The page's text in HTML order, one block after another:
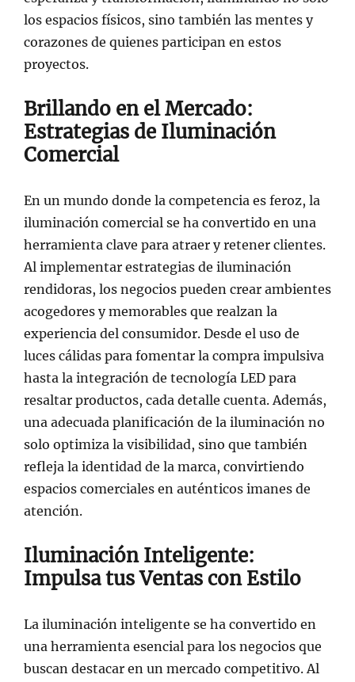
los espacios físicos, sino también las mentes y
corazones de quienes participan en estos
proyectos.
Brillando en el Mercado:
Estrategias de Iluminación
Comercial
En un mundo donde la competencia es feroz, la
iluminación comercial se ha convertido en una
herramienta clave para atraer y retener clientes.
Al implementar estrategias de iluminación
rendidoras, los negocios pueden crear ambientes
acogedores y memorables que realzan la
experiencia del consumidor. Desde el uso de
luces cálidas para fomentar la compra impulsiva
hasta la integración de tecnología LED para
resaltar productos, cada detalle cuenta. Además,
una adecuada planificación de la iluminación no
solo optimiza la visibilidad, sino que también
refleja la identidad de la marca, convirtiendo
espacios comerciales en auténticos imanes de
atención.
Iluminación Inteligente:
Impulsa tus Ventas con Estilo
La iluminación inteligente se ha convertido en
una herramienta esencial para los negocios que
buscan destacar en un mercado competitivo. Al